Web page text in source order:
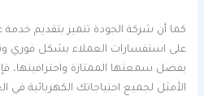
كما أن شركة الجودة تتميز بتقديم خدمة
على استفسارات العملاء بشكل فوري
بفضل سمعتها الممتازة واحترافيتها،
الأمثل لجميع احتياجاتك الكهربائية في